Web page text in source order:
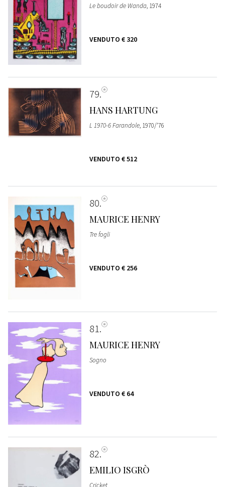
Le boudoir de Wanda, 1974
VENDUTO € 320
79
HANS HARTUNG
L 1970-6 Farandole, 1970/‘76
VENDUTO € 512
80
MAURICE HENRY
Tre fogli
VENDUTO € 256
81
MAURICE HENRY
Sogno
VENDUTO € 64
82
EMILIO ISGRÒ